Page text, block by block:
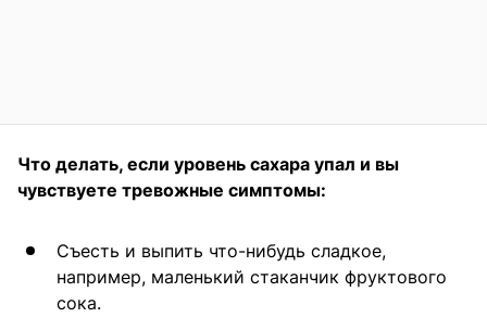
Что делать, если уровень сахара упал и вы
чувствуете тревожные симптомы:
Съесть и выпить что-нибудь сладкое,
например, маленький стаканчик фруктового
сока.